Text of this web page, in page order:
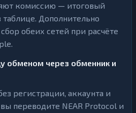
комиссию — итоговый
таблице. Дополнительно
обеих сетей при расчёте
обменом через обменник и
регистрации, аккаунта и
переводите NEAR Protocol и